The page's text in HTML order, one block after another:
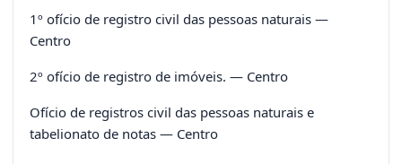
1º ofício de registro civil das pessoas naturais —
Centro
2º ofício de registro de imóveis. — Centro
Ofício de registros civil das pessoas naturais e
tabelionato de notas — Centro